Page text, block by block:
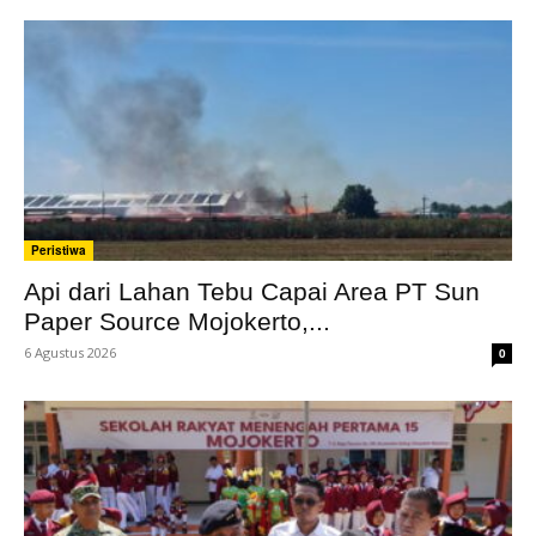
Peristiwa
Api dari Lahan Tebu Capai Area PT Sun
Paper Source Mojokerto,...
6 Agustus 2026 0